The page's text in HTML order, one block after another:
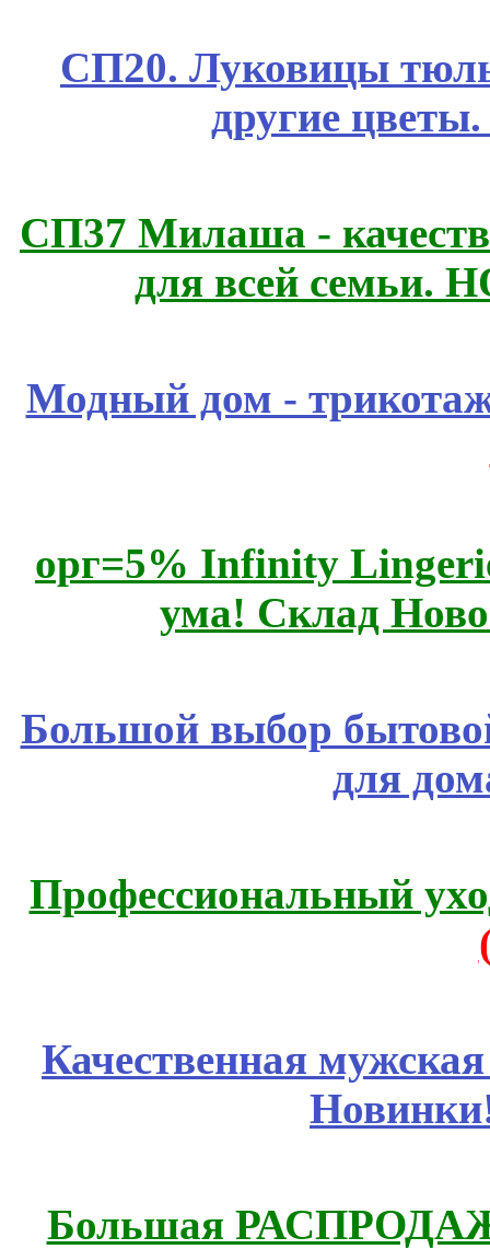
СП20. Луковицы
другие
СП37 Милаша -
для всей семьи.
Модный дом -
орг=5% Infinity
ума! Склад
Большой выбор
для
Профессиональный
Качественная
Большая